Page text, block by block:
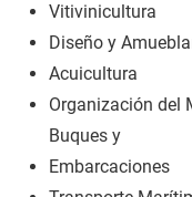
Vitivinicultura
Diseño y
Acuicultura
Organización del
Buques y
Embarcaciones